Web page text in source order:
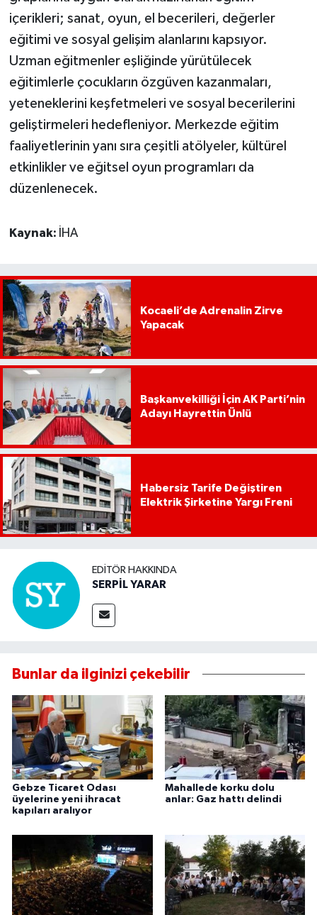
içerikleri; sanat, oyun, el becerileri, değerler
eğitimi ve sosyal gelişim alanlarını kapsıyor.
Uzman eğitmenler eşliğinde yürütülecek
eğitimlerle çocukların özgüven kazanmaları,
yeteneklerini keşfetmeleri ve sosyal becerilerini
geliştirmeleri hedefleniyor. Merkezde eğitim
faaliyetlerinin yanı sıra çeşitli atölyeler, kültürel
etkinlikler ve eğitsel oyun programları da
düzenlenecek.
Kaynak: İHA
Kocaeli’de Adrenalin Zirve
Yapacak
Başkanvekilliği İçin AK Parti’nin
Adayı Hayrettin Ünlü
Habersiz Tarife Değiştiren
Elektrik Şirketine Yargı Freni
EDITÖR HAKKINDA
SERPİL YARAR
Bunlar da ilginizi çekebilir
Gebze Ticaret Odası
üyelerine yeni ihracat
kapıları aralıyor
Mahallede korku dolu
anlar: Gaz hattı delindi